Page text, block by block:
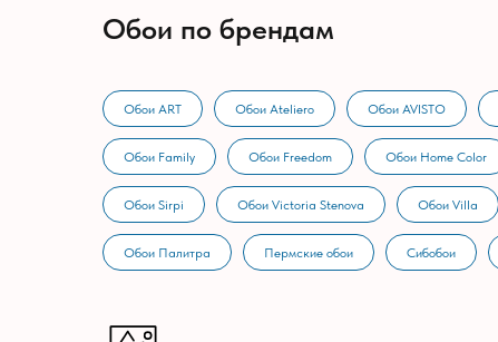
Обои по брендам
Обои ART Обои Ateliero Обои AVISTO
Обои Family Обои Freedom Обои Home Color
Обои Sirpi Обои Victoria Stenova Обои Villa
Обои Палитра Пермские обои Сибобои